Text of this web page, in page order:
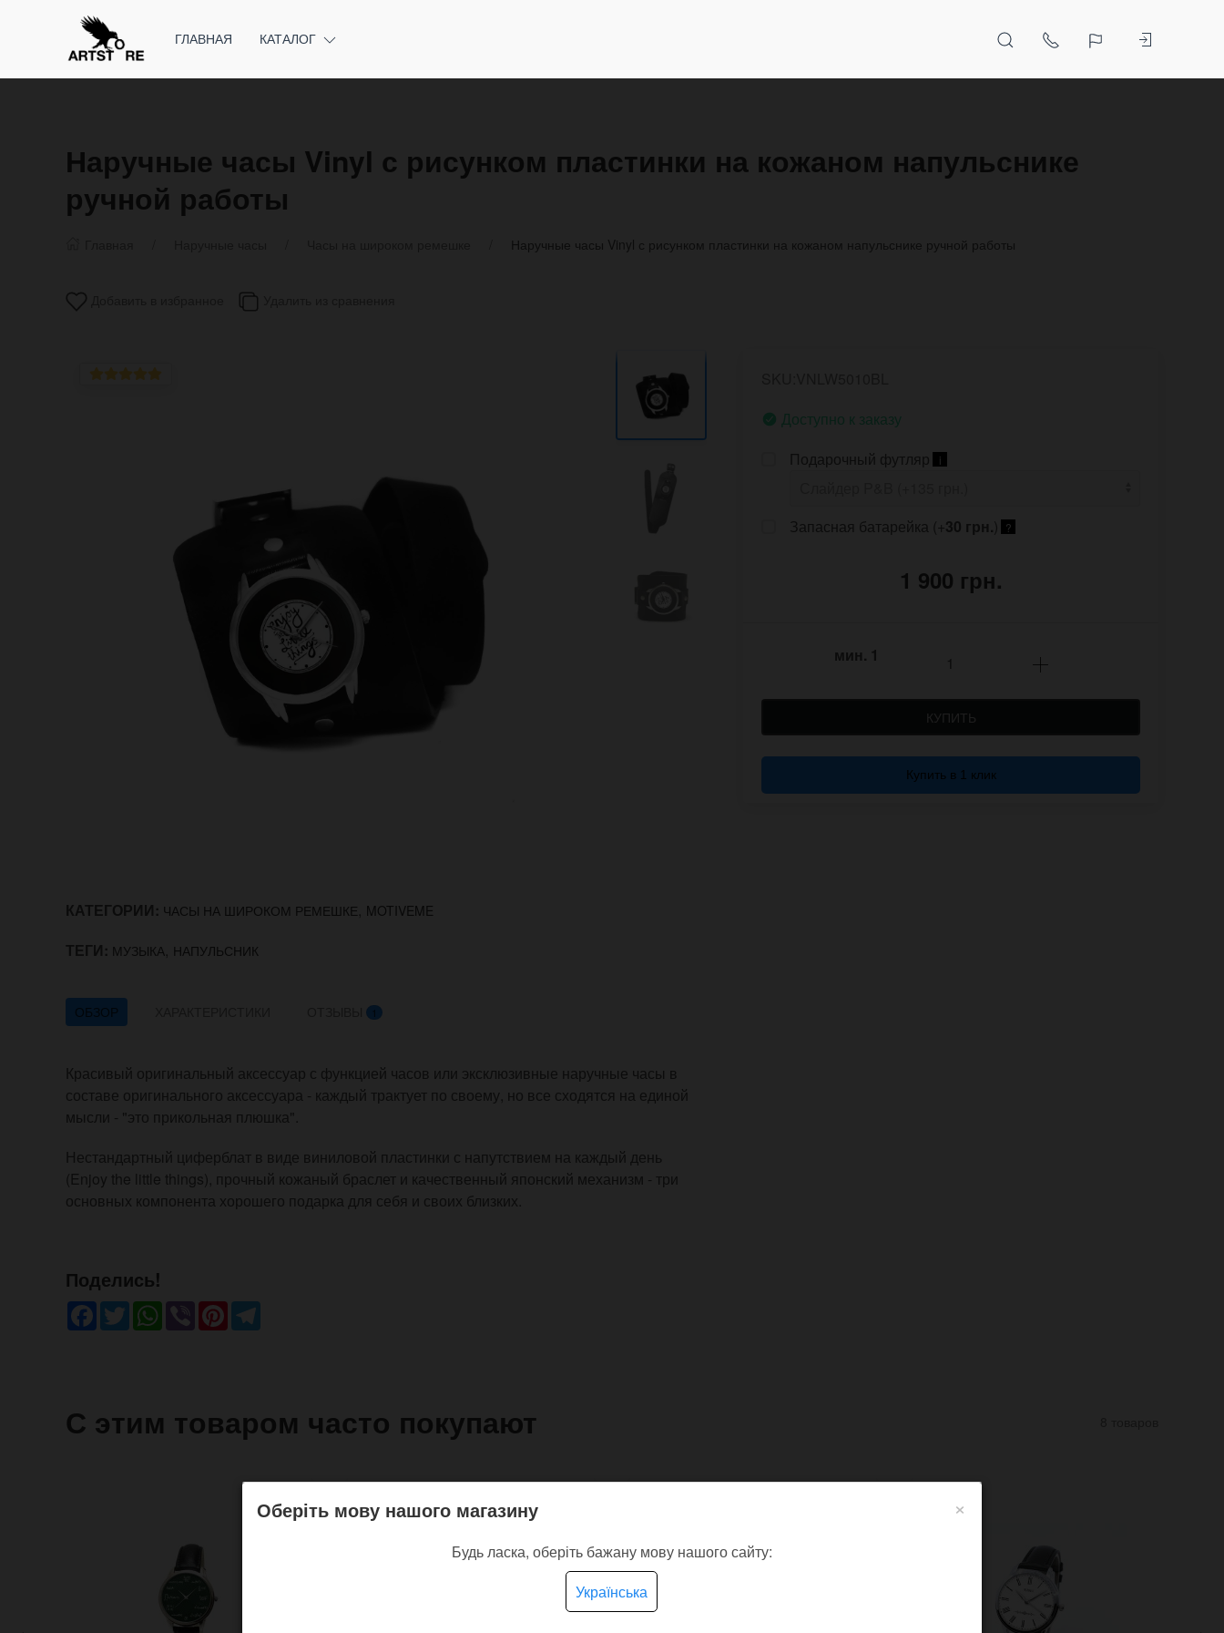
ГЛАВНАЯ КАТАЛОГ
Наручные часы Vinyl с рисунком пластинки на кожаном напульснике
ручной работы
Наручные часы Vinyl с рисунком пластинки на кожаном напульснике ручной работы
КАТЕГОРИИ: ЧАСЫ НА ШИРОКОМ РЕМЕШКЕ, MOTIVEME
ТЕГИ: МУЗЫКА, НАПУЛЬСНИК
ОБЗОР 1
Красивый оригинальный аксессуар с функцией часов или эксклюзивные наручные часы в
составе оригинального аксессуара - каждый трактует по своему, но все сходятся на единой
мысли - "это прикольная плюшка".
Нестандартный циферблат в виде виниловой пластинки с напутствием на каждый день
(Enjoy the little things), прочный кожаный браслет и качественный японский механизм - три
основных компонента хорошего подарка для себя и своих близких.
Доступно к заказу
Подарочный футляр
i
Запасная батарейка (+30 грн.) ?
1 900 грн.
мин. 1
КУПИТЬ
Купить в 1 клик
Поделись!
Facebook
TwitterWhatsApp
ViberPinterest
С этим товаром часто покупают
×
Оберіть мову нашого магазину
Будь ласка, оберіть бажану мову нашого сайту:
Українська